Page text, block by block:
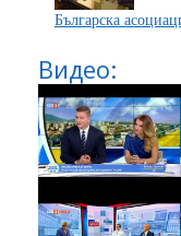
Българска
Видео: